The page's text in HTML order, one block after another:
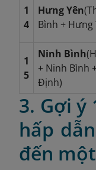
1
4
Hưng Yên
Bình + Hưng
1
5
Ninh Bình
+ Ninh Bình
Định)
3. Gợi ý
hấp
đến